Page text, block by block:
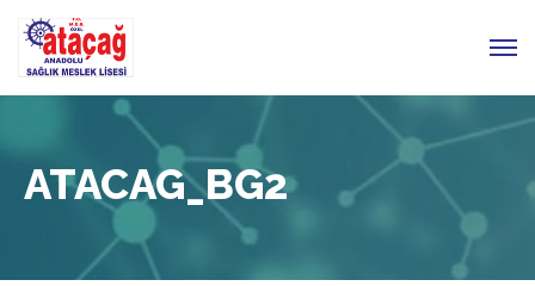
ATACAG_BG2